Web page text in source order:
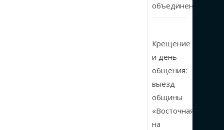
объединении
Крещение
и день
общения:
выезд
общины
«Восточная»
на